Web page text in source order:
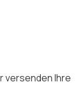
versenden Ihre